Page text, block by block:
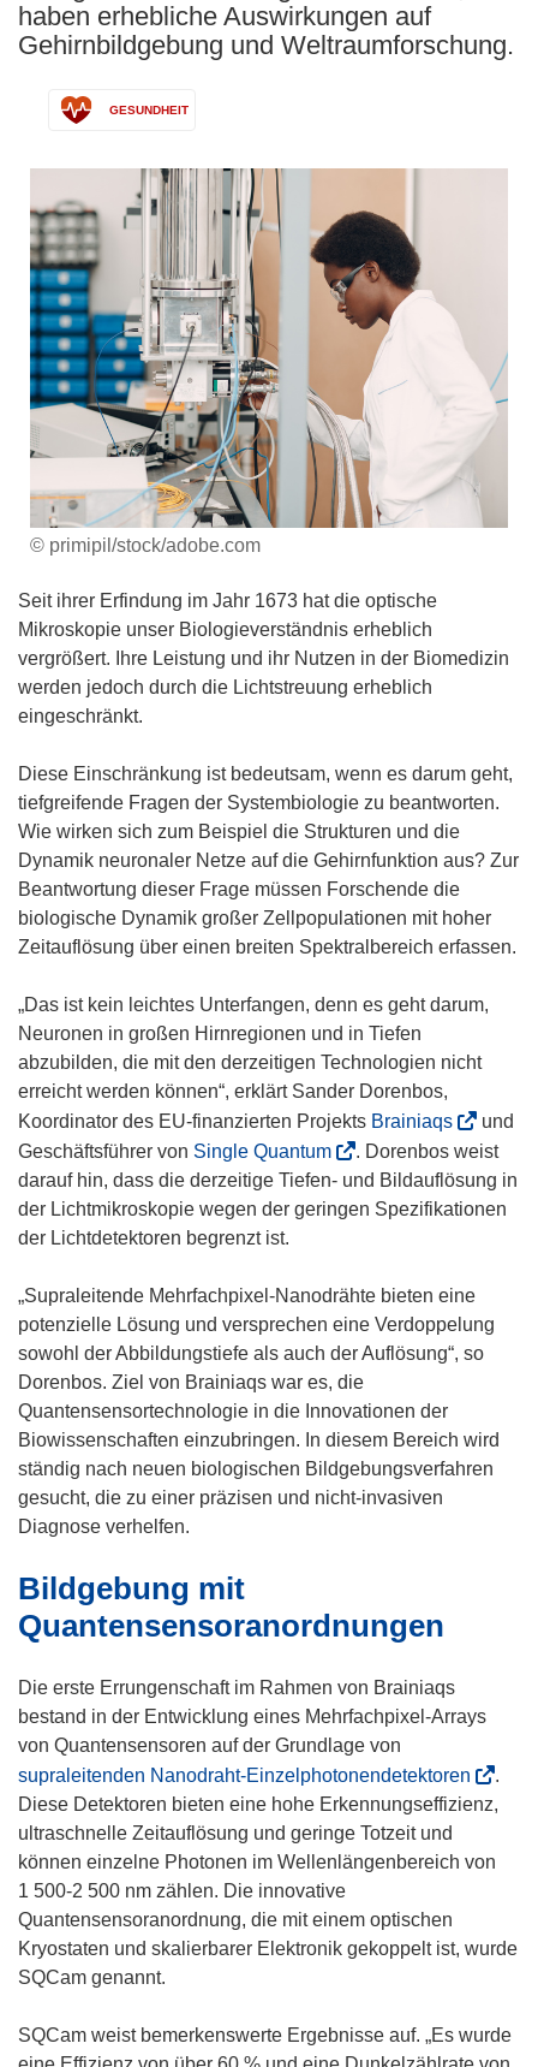
haben erhebliche Auswirkungen auf
Gehirnbildgebung und Weltraumforschung.
GESUNDHEIT
© primipil/stock/adobe.com
Seit ihrer Erfindung im Jahr 1673 hat die optische
Mikroskopie unser Biologieverständnis erheblich
vergrößert. Ihre Leistung und ihr Nutzen in der Biomedizin
werden jedoch durch die Lichtstreuung erheblich
eingeschränkt.
Diese Einschränkung ist bedeutsam, wenn es darum geht,
tiefgreifende Fragen der Systembiologie zu beantworten.
Wie wirken sich zum Beispiel die Strukturen und die
Dynamik neuronaler Netze auf die Gehirnfunktion aus? Zur
Beantwortung dieser Frage müssen Forschende die
biologische Dynamik großer Zellpopulationen mit hoher
Zeitauflösung über einen breiten Spektralbereich erfassen.
„Das ist kein leichtes Unterfangen, denn es geht darum,
Neuronen in großen Hirnregionen und in Tiefen
abzubilden, die mit den derzeitigen Technologien nicht
erreicht werden können“, erklärt Sander Dorenbos,
Koordinator des EU-finanzierten Projekts Brainiaqs(
ö
f
f
t
i
n
u
e
r
)
und
Geschäftsführer von Single Quantum(
ö
f
e
t
i
n
n
e
u
e
s
e
r
)
. Dorenbos weist
darauf hin, dass die derzeitige Tiefen- und Bildauflösung in
der Lichtmikroskopie wegen der geringen Spezifikationen
der Lichtdetektoren begrenzt ist.
„Supraleitende Mehrfachpixel-Nanodrähte bieten eine
potenzielle Lösung und versprechen eine Verdoppelung
sowohl der Abbildungstiefe als auch der Auflösung“, so
Dorenbos. Ziel von Brainiaqs war es, die
Quantensensortechnologie in die Innovationen der
Biowissenschaften einzubringen. In diesem Bereich wird
ständig nach neuen biologischen Bildgebungsverfahren
gesucht, die zu einer präzisen und nicht-invasiven
Diagnose verhelfen.
Bildgebung mit
Quantensensoranordnungen
Die erste Errungenschaft im Rahmen von Brainiaqs
bestand in der Entwicklung eines Mehrfachpixel-Arrays
von Quantensensoren auf der Grundlage von
supraleitenden Nanodraht-Einzelphotonendetektoren
ö
f
t
n
e
.
Diese Detektoren bieten eine hohe Erkennungseffizienz,
ultraschnelle Zeitauflösung und geringe Totzeit und
können einzelne Photonen im Wellenlängenbereich von
1 500-2 500 nm zählen. Die innovative
Quantensensoranordnung, die mit einem optischen
Kryostaten und skalierbarer Elektronik gekoppelt ist, wurde
SQCam genannt.
SQCam weist bemerkenswerte Ergebnisse auf. „Es wurde